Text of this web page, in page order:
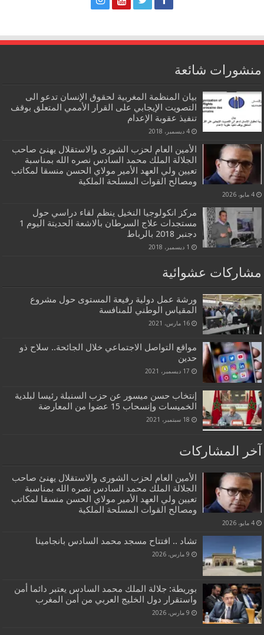
منشورات شائعة
بيان المنظمة المغربية لحقوق الإنسان تدعو الى
التصويت الإيجابي على القرار الأممي المتعلق بوقف
تنفيذ عقوبة الإعدام
4 ديسمبر، 2018
الأمين العام لحزب الشورى والاستقلال يهنئ صاحب
الجلالة الملك محمد السادس نصره الله بمناسبة
تعيين ولي العهد الأمير مولاي الحسن منسقا لمكاتب
ومصالح القوات المسلحة الملكية
4 مايو، 2026
مركز انكولوجيا النخيل ينظم لقاء دراسي حول
مستجدات علاج السرطان بالاشعة الحديتة اليوم 1
دجنبر 2018 بالرباط
1 ديسمبر، 2018
مشاركات عشوائية
ورشة عمل دولية رفيعة المستوى حول مشروع
المقياس الوطني للمنافسة
16 مارس، 2021
مواقع التواصل الاجتماعي خلال الجائحة.. سلاح ذو
حدين
17 ديسمبر، 2021
إنتخاب حسن ميسور عن حزب السنبلة رئيسا لبلدية
الخميسات وإنسحاب 15 عضوا من المعارضة
18 سبتمبر، 2021
آخر المشاركات
الأمين العام لحزب الشورى والاستقلال يهنئ صاحب
الجلالة الملك محمد السادس نصره الله بمناسبة
تعيين ولي العهد الأمير مولاي الحسن منسقا لمكاتب
ومصالح القوات المسلحة الملكية
4 مايو، 2026
تشاد .. افتتاح مسجد محمد السادس بانجامينا
9 مارس، 2026
بوريطة: جلالة الملك محمد السادس يعتبر دائما أمن
واستقرار دول الخليج العربي من أمن المغرب
9 مارس، 2026